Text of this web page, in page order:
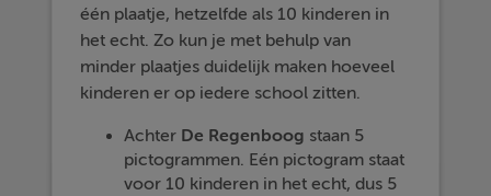
één plaatje, hetzelfde als 10 kinderen in
het echt. Zo kun je met behulp van
minder plaatjes duidelijk maken hoeveel
kinderen er op iedere school zitten.
Achter De Regenboog staan 5
pictogrammen. Eén pictogram staat
voor 10 kinderen in het echt, dus 5